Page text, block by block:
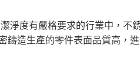
淨度有嚴格要求的行業中，不
鑄造生產的零件表面品質高，